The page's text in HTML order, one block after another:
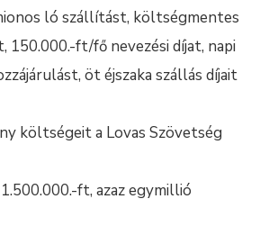
ló szállítást, költségmentes
150.000.-ft/fő nevezési díjat, napi
öt éjszaka szállás díjait
költségeit a Lovas Szövetség
ft, azaz egymillió